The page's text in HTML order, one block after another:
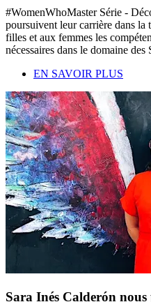
#WomenWhoMaster Série -
poursuivent leur carrière dans
filles et aux femmes les
nécessaires dans le domaine
EN SAVOIR PLUS
Sara Inés Calderón